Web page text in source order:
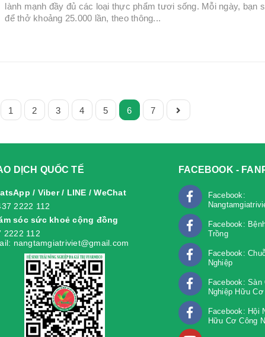
lành mạnh đầy đủ các loại thực phẩm tươi sống. Mỗi ngày, bạn
để thở khoảng 25.000 lần, theo thông...
1 2 3 4 5 6 7
DỊCH QUỐC TẾ
/ Viber / LINE / WeChat
2222 112
sóc sức khoẻ cộng đồng
2222 112
nangtamgiatriviet@gmail.com
FACEBOOK -
Facebook:
Facebook:
Trồng
Facebook:
Nghiệp
Facebook: Sàn
Nghiệp Hữu Cơ
Facebook: Hội
Hữu Cơ Công